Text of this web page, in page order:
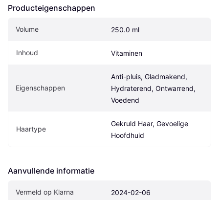
Producteigenschappen
Volume 250.0 ml
Inhoud Vitaminen
Eigenschappen
Anti-pluis, Gladmakend,
Hydraterend, Ontwarrend,
Voedend
Haartype
Gekruld Haar, Gevoelige
Hoofdhuid
Aanvullende informatie
Vermeld op Klarna 2024-02-06